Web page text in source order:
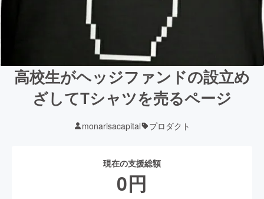
高校生がヘッジファンドの設立め
ざしてTシャツを売るページ
monarisacapital プロダクト
現在の支援総額
0円